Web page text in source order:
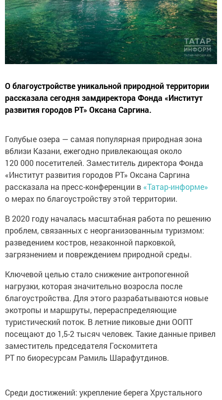
О благоустройстве уникальной природной территории
рассказала сегодня замдиректора Фонда «Институт
развития городов РТ» Оксана Саргина.
Голубые озера — самая популярная природная зона
вблизи Казани, ежегодно привлекающая около
120 000 посетителей. Заместитель директора Фонда
«Институт развития городов РТ» Оксана Саргина
рассказала на пресс-конференции в «Татар-информе»
о мерах по благоустройству этой территории.
В 2020 году началась масштабная работа по решению
проблем, связанных с неорганизованным туризмом:
разведением костров, незаконной парковкой,
загрязнением и повреждением природной среды.
Ключевой целью стало снижение антропогенной
нагрузки, которая значительно возросла после
благоустройства. Для этого разрабатываются новые
экотропы и маршруты, перераспределяющие
туристический поток. В летние пиковые дни ООПТ
посещают до 1,5-2 тысяч человек. Такие данные привел
заместитель председателя Госкомитета
РТ по биоресурсам Рамиль Шарафутдинов.
Среди достижений: укрепление берега Хрустального